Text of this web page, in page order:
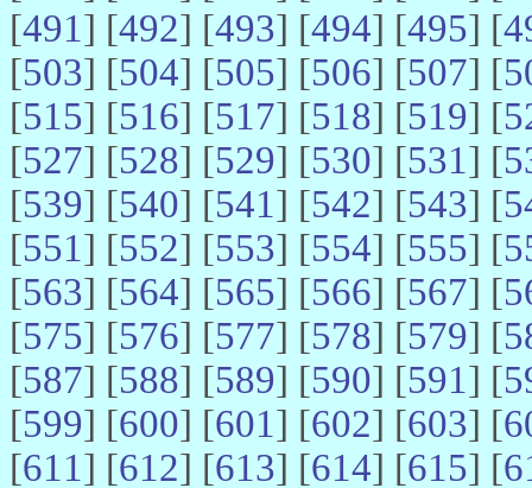
[491] [492] [493] [494] [495] [
[503] [504] [505] [506] [507] [
[515] [516] [517] [518] [519] [
[527] [528] [529] [530] [531] [
[539] [540] [541] [542] [543] [
[551] [552] [553] [554] [555] [
[563] [564] [565] [566] [567] [
[575] [576] [577] [578] [579] [
[587] [588] [589] [590] [591] [
[599] [600] [601] [602] [603] [
[611] [612] [613] [614] [615] [